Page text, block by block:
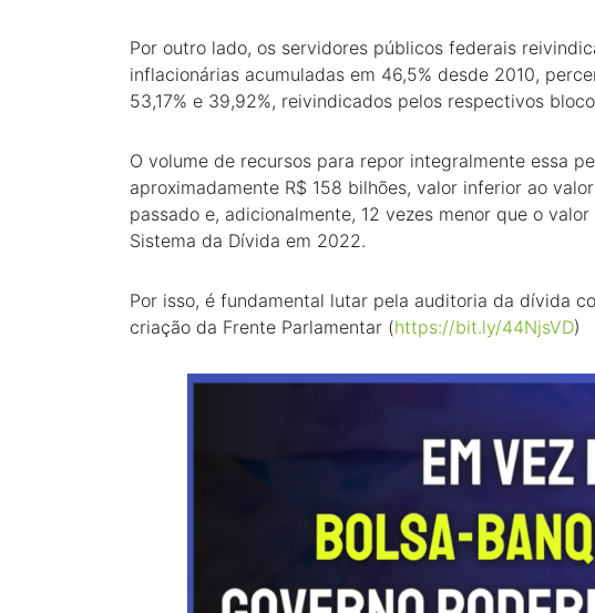
Por outro lado, os servidores públicos federais
inflacionárias acumuladas em 46,5% desde 2010,
53,17% e 39,92%, reivindicados pelos respectivos
O volume de recursos para repor integralmente essa
aproximadamente R$ 158 bilhões, valor inferior ao
passado e, adicionalmente, 12 vezes menor que o
Sistema da Dívida em 2022.
Por isso, é fundamental lutar pela auditoria da dívida
criação da Frente Parlamentar (https://bit.ly/44NjsVD)